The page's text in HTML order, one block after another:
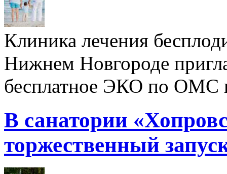
Клиника лечения
Нижнем Новгороде
бесплатное ЭКО по ОМС
В санатории
торжественный